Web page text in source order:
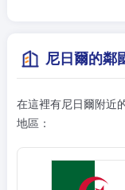
尼日爾的鄰
在這裡有尼日爾附近
地區：